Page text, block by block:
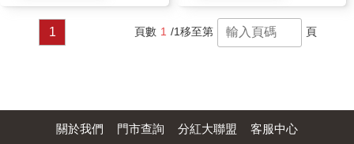
1 頁數 1 /1移至第 頁
關於我們 門市查詢 分紅大聯盟 客服中心